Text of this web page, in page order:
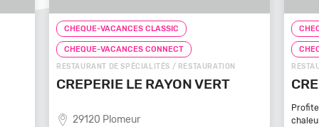
CHEQUE-VACANCES CLASSIC
CHEQUE-VACANCES CONNECT
RESTAURANT DE SPÉCIALITÉS / RESTAURATION
CREPE TOUCH BEAUVAIS
chaleureux et
FAST-